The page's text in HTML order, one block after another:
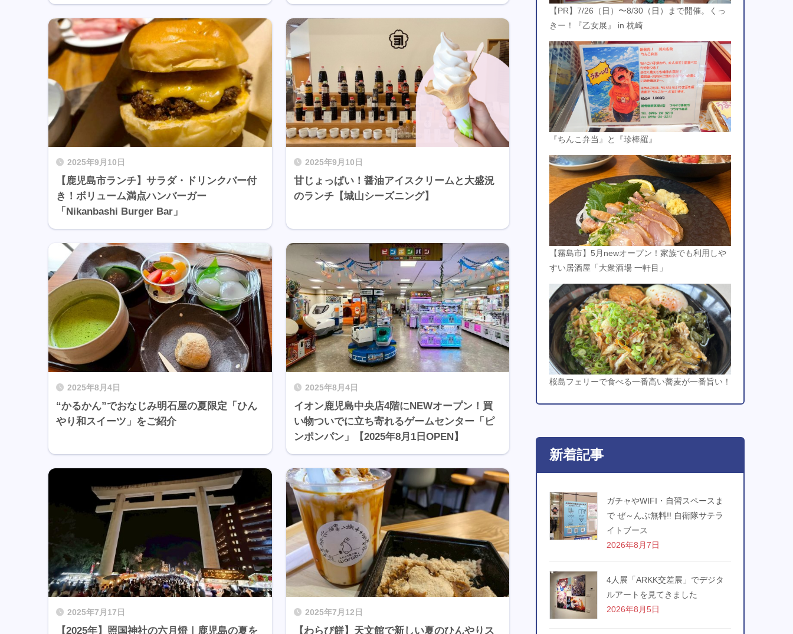
2025年9月10日
【鹿児島市ランチ】サラダ・ドリンクバー付
き！ボリューム満点ハンバーガー
「Nikanbashi Burger Bar」
2025年9月10日
甘じょっぱい！醤油アイスクリームと大盛況
のランチ【城山シーズニング】
2025年8月4日
“かるかん”でおなじみ明石屋の夏限定「ひん
やり和スイーツ」をご紹介
2025年8月4日
イオン鹿児島中央店4階にNEWオープン！買
い物ついでに立ち寄れるゲームセンター「ピ
ンポンパン」【2025年8月1日OPEN】
2025年7月17日
【2025年】照国神社の六月燈｜鹿児島の夏を
2025年7月12日
【わらび餅】天文館で新しい夏のひんやりス
【PR】7/26（日）〜8/30（日）まで開催。くっ
きー！『乙女展』 in 枕崎
『ちんこ弁当』と『珍棒羅』
【霧島市】5月newオープン！家族でも利用しや
すい居酒屋「大衆酒場 一軒目」
桜島フェリーで食べる一番高い蕎麦が一番旨い！
新着記事
ガチャやWIFI・自習スペースま
で ぜ～んぶ無料!! 自衛隊サテラ
イトブース
2026年8月7日
4人展「ARKK交差展」でデジタ
ルアートを見てきました
2026年8月5日